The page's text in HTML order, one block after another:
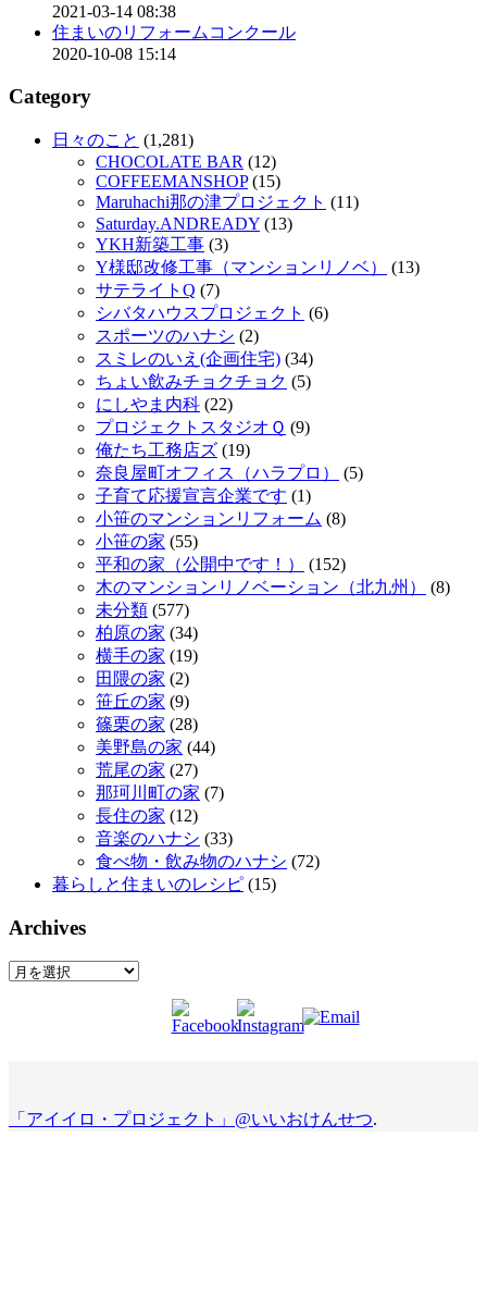
2021-03-14 08:38
住まいのリフォームコンクール
2020-10-08 15:14
Category
日々のこと (1,281)
CHOCOLATE BAR (12)
COFFEEMANSHOP(15)
Maruhachi那の津プロジェクト (11)
Saturday.ANDREADY (13)
YKH新築工事 (3)
Y様邸改修工事（マンションリノベ）
(13)
サテライトQ (7)
シバタハウスプロジェクト (6)
スポーツのハナシ (2)
スミレのいえ(企画住宅) (34)
ちょい飲みチョクチョク (5)
にしやま内科 (22)
プロジェクトスタジオＱ (9)
俺たち工務店ズ (19)
奈良屋町オフィス（ハラプロ）
(5)
子育て応援宣言企業です (1)
小笹のマンションリフォーム (8)
小笹の家 (55)
平和の家（公開中です！）
(152)
木のマンションリノベーション（北九州）
(8)
未分類 (577)
柏原の家 (34)
横手の家 (19)
田隈の家 (2)
笹丘の家 (9)
篠栗の家 (28)
美野島の家 (44)
荒尾の家 (27)
那珂川町の家 (7)
長住の家 (12)
音楽のハナシ (33)
食べ物・飲み物のハナシ (72)
暮らしと住まいのレシピ (15)
Archives
Archives
「アイイロ・プロジェクト」@いいおけんせつ.